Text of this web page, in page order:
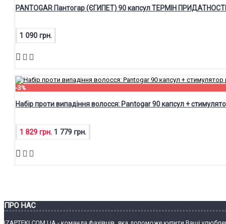
PANTOGAR Пантогар (ЄГИПЕТ) 90 капсул ТЕРМІН
1 090 грн.
-3%
Набір проти випадіння волосся: Pantogar 90 капсул +
1 829 грн. 1 779 грн.
ПРО НАС